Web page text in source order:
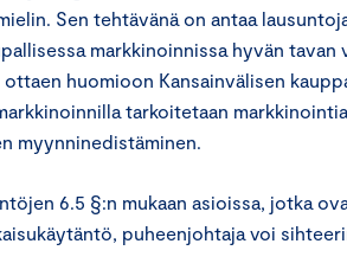
Sen tehtävänä on antaa
markkinoinnissa hyvän tavan
huomioon Kansainvälisen
tarkoitetaan
myynninedistäminen.
6.5 §:n mukaan asioissa, jotka
puheenjohtaja voi